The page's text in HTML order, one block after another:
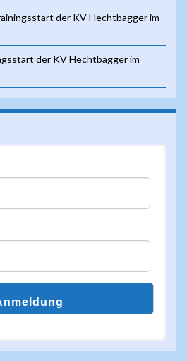
der KV Hechtbagger im
der KV Hechtbagger im